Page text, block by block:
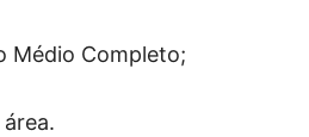
Médio Completo;